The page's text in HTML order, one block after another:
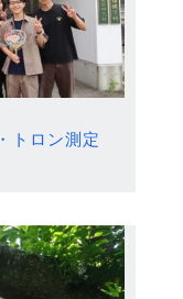
トロン測定